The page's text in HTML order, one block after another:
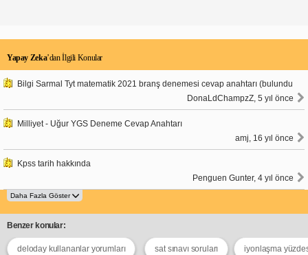
Yapay Zeka’dan İlgili Konular
Bilgi Sarmal Tyt matematik 2021 branş denemesi cevap anahtarı (bulundu
DonaLdChampzZ, 5 yıl önce
Milliyet - Uğur YGS Deneme Cevap Anahtarı
amj, 16 yıl önce
Kpss tarih hakkında
Penguen Gunter, 4 yıl önce
Benzer konular:
deloday kullananlar yorumları sat sınavı soruları iyonlaşma